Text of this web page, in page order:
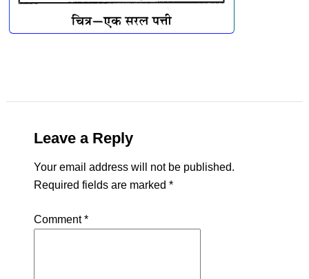
Leave a Reply
Your email address will not be published.
Required fields are marked *
Comment*